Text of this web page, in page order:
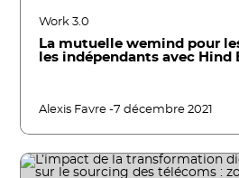
Work 3.0
La mutuelle wemind pour
les indépendants avec Hind
Alexis Favre -7 décembre 2021